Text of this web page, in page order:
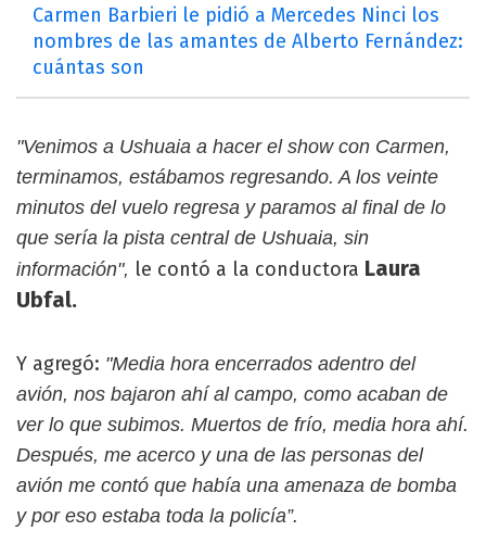
Carmen Barbieri le pidió a Mercedes Ninci los
nombres de las amantes de Alberto Fernández:
cuántas son
"Venimos a Ushuaia a hacer el show con Carmen,
terminamos, estábamos regresando. A los veinte
minutos del vuelo regresa y paramos al final de lo
que sería la pista central de Ushuaia, sin
información", le contó a la conductora Laura
Ubfal.
Y agregó: "Media hora encerrados adentro del
avión, nos bajaron ahí al campo, como acaban de
ver lo que subimos. Muertos de frío, media hora ahí.
Después, me acerco y una de las personas del
avión me contó que había una amenaza de bomba
y por eso estaba toda la policía”.